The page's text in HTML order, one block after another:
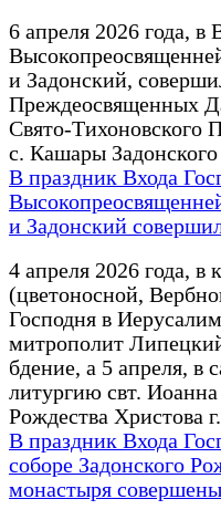
6 апреля 2026 года,
и Задонский,
Преждеосвященных
Свято-Тихоновского
с. Кашары
В праздник Входа
и Задонский
4 апреля 2026 года, в
(цветоносной,
Господня в
митрополит
бдение, а 5 апреля, в
литургию свт. Иоанна
Рождества Христова
В праздник Входа
соборе Задонского
монастыря